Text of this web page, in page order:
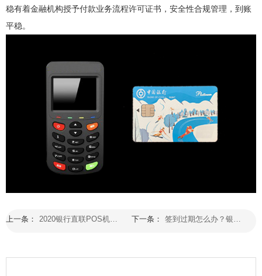
稳有着金融机构授予付款业务流程许可证书，安全性合规管理，到账
平稳。
上一条： 下一条：